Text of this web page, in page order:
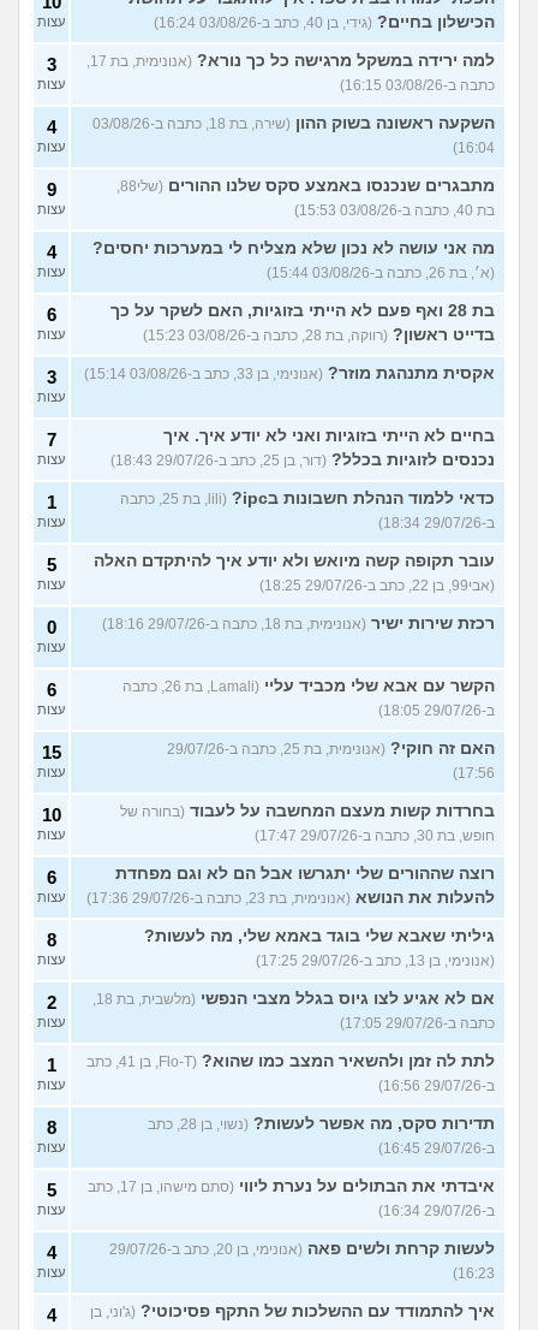
הכישלון בחיים? (גידי, בן 40, כתב ב-03/08/26 16:24) עצות
למה ירידה במשקל מרגישה כל כך נורא?
(אנונימית, בת 17,
כתבה ב-03/08/26 16:15)
3
עצות
השקעה ראשונה בשוק ההון
(שירה, בת 18, כתבה ב-03/08/26
16:04)
4
עצות
מתבגרים שנכנסו באמצע סקס שלנו ההורים
(שלי88,
בת 40, כתבה ב-03/08/26 15:53)
9
עצות
מה אני עושה לא נכון שלא מצליח לי במערכות יחסים?
(א׳, בת 26, כתבה ב-03/08/26 15:44)
4
עצות
בת 28 ואף פעם לא הייתי בזוגיות, האם לשקר על כך
בדייט ראשון? (רווקה, בת 28, כתבה ב-03/08/26 15:23)
6
עצות
אקסית מתנהגת מוזר? (אנונימי, בן 33, כתב ב-03/08/26 15:14) 3
עצות
בחיים לא הייתי בזוגיות ואני לא יודע איך. איך
נכנסים לזוגיות בכלל? (דור, בן 25, כתב ב-29/07/26 18:43)
7
עצות
כדאי ללמוד הנהלת חשבונות בipc?
(lili, בת 25, כתבה
ב-29/07/26 18:34)
1
עצות
עובר תקופה קשה מיואש ולא יודע איך להיתקדם האלה
(אבי99, בן 22, כתב ב-29/07/26 18:25)
5
עצות
רכזת שירות ישיר (אנונימית, בת 18, כתבה ב-29/07/26 18:16) 0
עצות
הקשר עם אבא שלי מכביד עליי
(Lamali, בת 26, כתבה
ב-29/07/26 18:05)
6
עצות
האם זה חוקי?
(אנונימית, בת 25, כתבה ב-29/07/26
17:56)
15
עצות
בחרדות קשות מעצם המחשבה על לעבוד (בחורה של
חופש, בת 30, כתבה ב-29/07/26 17:47)
10
עצות
רוצה שההורים שלי יתגרשו אבל הם לא וגם מפחדת
להעלות את הנושא (אנונימית, בת 23, כתבה ב-29/07/26 17:36)
6
עצות
גיליתי שאבא שלי בוגד באמא שלי, מה לעשות?
(אנונימי, בן 13, כתב ב-29/07/26 17:25)
8
עצות
אם לא אגיע לצו גיוס בגלל מצבי הנפשי
(מלשבית, בת 18,
כתבה ב-29/07/26 17:05)
2
עצות
לתת לה זמן ולהשאיר המצב כמו שהוא?
(Flo-T, בן 41, כתב
ב-29/07/26 16:56)
1
עצות
תדירות סקס, מה אפשר לעשות?
(נשוי, בן 28, כתב
ב-29/07/26 16:45)
8
עצות
איבדתי את הבתולים על נערת ליווי
(סתם מישהו, בן 17, כתב
ב-29/07/26 16:34)
5
עצות
לעשות קרחת ולשים פאה
(אנונימי, בן 20, כתב ב-29/07/26
16:23)
4
עצות
איך להתמודד עם ההשלכות של התקף פסיכוטי? (ג'וני, בן
4